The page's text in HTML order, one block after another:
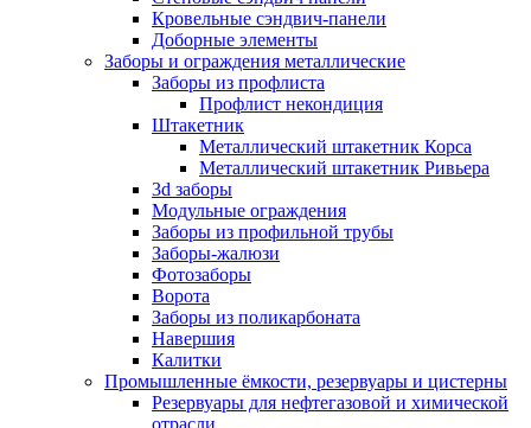
Кровельные сэндвич-панели
Доборные элементы
Заборы и ограждения металлические
Заборы из профлиста
Профлист некондиция
Штакетник
Металлический штакетник Корса
Металлический штакетник Ривьера
3d заборы
Модульные ограждения
Заборы из профильной трубы
Заборы-жалюзи
Фотозаборы
Ворота
Заборы из поликарбоната
Навершия
Калитки
Промышленные ёмкости, резервуары и цистерны
Резервуары для нефтегазовой и химической
отрасли